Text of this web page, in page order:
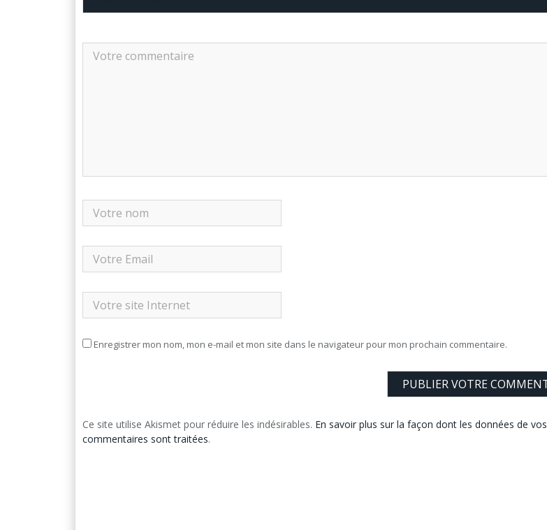
Enregistrer mon nom, mon e-mail et mon site dans le navigateur pour mon prochain commentaire.
Ce site utilise Akismet pour réduire les indésirables. En savoir plus sur la façon dont les données de vos
commentaires sont traitées.